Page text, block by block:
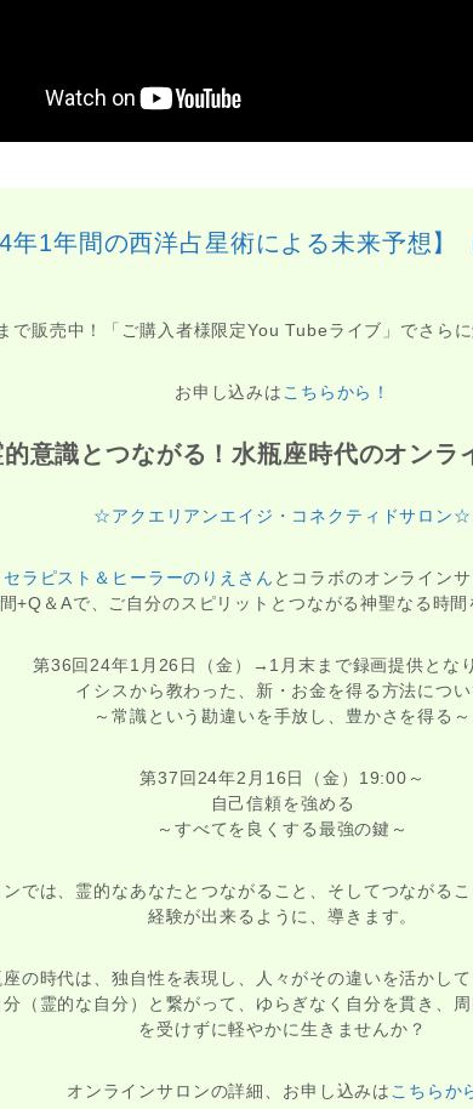
年1年間の西洋占星術による未来予想】
で販売中！「ご購入者様限定You Tubeライブ」でさらに
お申し込みは こちらから！
的意識とつながる！水瓶座時代のオンラ
☆アクエリアンエイジ・コネクティドサロン☆
セラピスト＆ヒーラーのりえさん とコラボのオンラインサ
+Q＆Aで、ご自分のスピリットとつながる神聖なる時間
第36回24年1月26日（金）→1月末まで録画提供となり
イシスから教わった、新・お金を得る方法につい
～常識という勘違いを手放し、豊かさを得る～
第37回24年2月16日（金）19:00～
自己信頼を強める
～すべてを良くする最強の鍵～
ンでは、霊的なあなたとつながること、そしてつながる
経験が出来るように、導きます。
座の時代は、独自性を表現し、人々がその違いを活かして
（霊的な自分）と繋がって、ゆらぎなく自分を貫き、
を受けずに軽やかに生きませんか？
オンラインサロンの詳細、お申し込みは こちらか